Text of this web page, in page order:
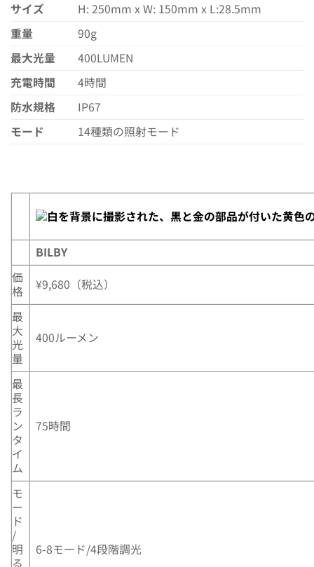
サイズ
H: 250mm x W: 150mm x L:28.5mm
重量
90g
最大光量
400LUMEN
充電時間
4時間
防水規格
IP67
モード
14種類の照射モード
BILBY
価
格
¥9,680（税込）
最
大
光
量
400ルーメン
最
長
ラ
ン
タ
イ
ム
75時間
モ
ー
ド
/
明
る
6-8モード/4段階調光